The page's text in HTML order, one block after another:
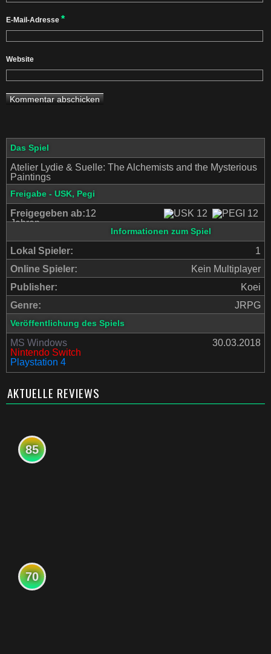
E-Mail-Adresse *
Website
Das Spiel
Atelier Lydie & Suelle: The Alchemists and the Mysterious
Paintings
Freigabe - USK, Pegi
Freigegeben ab:12
Jahren
Informationen zum Spiel
Lokal Spieler:
1
Online Spieler:
Kein Multiplayer
Publisher:
Koei
Genre:
JRPG
Veröffentlichung des Spiels
MS Windows
Nintendo Switch
Playstation 4
30.03.2018
AKTUELLE REVIEWS
85
70